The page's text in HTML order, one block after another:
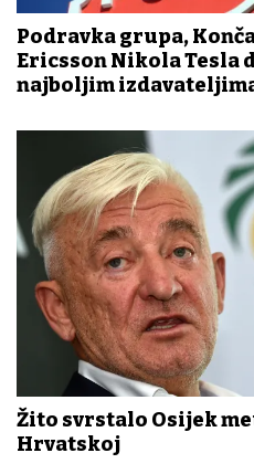
Podravka grupa,
Ericsson Nikola Tesla
najboljim
Žito svrstalo Osijek
Hrvatskoj